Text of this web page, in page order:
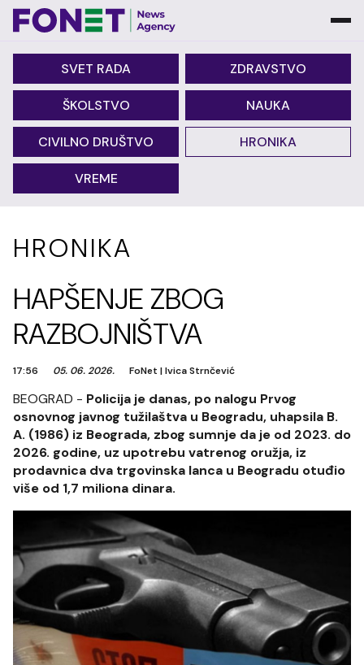
SVET RADA ZDRAVSTVO
ŠKOLSTVO NAUKA
CIVILNO DRUŠTVO HRONIKA
VREME
HRONIKA
HAPŠENJE ZBOG
RAZBOJNIŠTVA
17:56 05. 06. 2026. FoNet |Ivica Strnčević
BEOGRAD - Policija je danas, po nalogu Prvog
osnovnog javnog tužilaštva u Beogradu, uhapsila B.
A. (1986) iz Beograda, zbog sumnje da je od 2023. do
2026. godine, uz upotrebu vatrenog oružja, iz
prodavnica dva trgovinska lanca u Beogradu otuđio
više od 1,7 miliona dinara.